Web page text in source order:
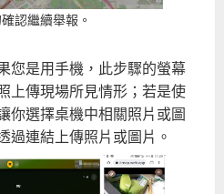
認繼續舉報。
您是用手機，此步驟的螢幕
上傳現場所見情形；若是使
你選擇桌機中相關照片或圖
過連結上傳照片或圖片。